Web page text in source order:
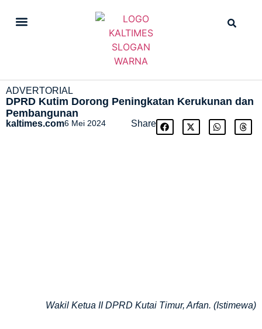
ADVERTORIAL
DPRD Kutim Dorong Peningkatan Kerukunan dan
Pembangunan
kaltimes.com6 Mei 2024 Share
Wakil Ketua II DPRD Kutai Timur, Arfan. (Istimewa)